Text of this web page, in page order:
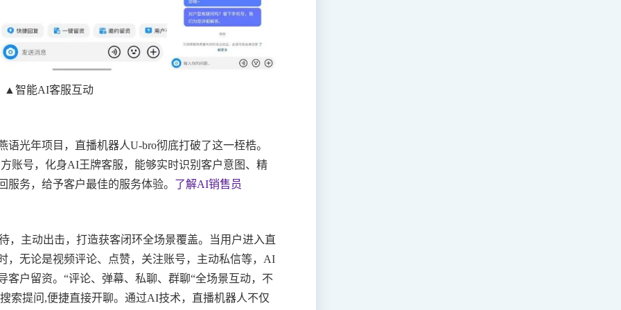
▲智能AI客服互动
光年项目，直播机器人U-bro彻底打破了这一桎梏。
账号，化身AI王牌客服，能够实时识别客户意图、精
务，给予客户最佳的服务体验。
了解AI销售员
，主动出击，打造获客闭环全场景覆盖。当用户进入直
，无论是视频评论、点赞，关注账号，主动私信等，AI
客户留资。“评论、弹幕、私聊、群聊“全场景互动，不
索提问,便捷直接开聊。通过AI技术，直播机器人不仅